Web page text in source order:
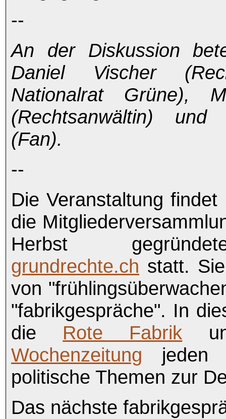
--
An der Diskussion
Daniel Vischer
Nationalrat Grüne),
(Rechtsanwältin)
(Fan).
--
Die Veranstaltung
die
Herbst
grundrechte.ch statt.
von
"fabrikgespräche". In
die Rote Fabrik
Wochenzeitung jeden
politische Themen zur
Das nächste